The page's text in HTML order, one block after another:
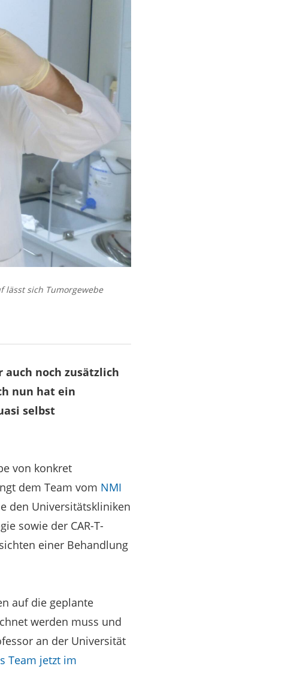
lässt sich Tumorgewebe
noch zusätzlich
nun hat ein
selbst
von konkret
dem Team vom NMI
den Universitätskliniken
sowie der CAR-T-
einer Behandlung
auf die geplante
werden muss und
an der Universität
Team jetzt im